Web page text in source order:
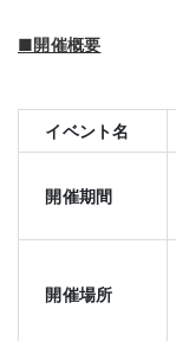
■開催概要
イベント名
開催期間
開催場所